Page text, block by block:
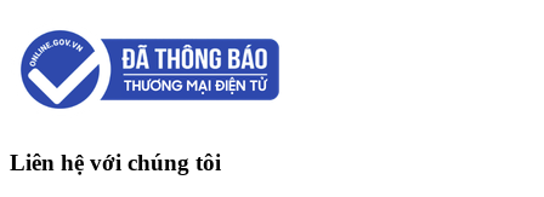
Liên hệ với chúng tôi